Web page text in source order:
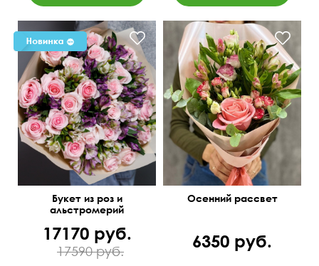
Букет из роз и
альстромерий
17170 руб.
17590 руб.
Эквадорская роза Нина,
альстромерия, зелень,
матовая пленка
Осенний рассвет
6350 руб.